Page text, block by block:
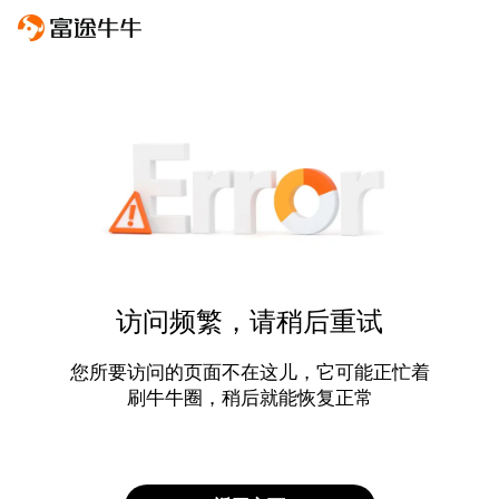
访问频繁，请稍后重试
您所要访问的页面不在这儿，它可能正忙着
刷牛牛圈，稍后就能恢复正常